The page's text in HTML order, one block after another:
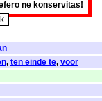
ne konservitas!
, ten einde te, voor